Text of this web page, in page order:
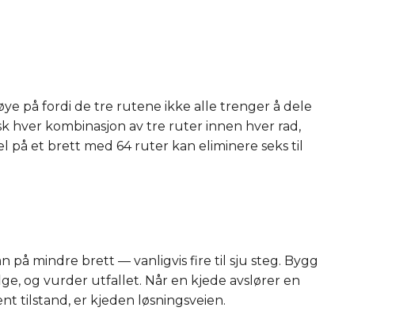
på fordi de tre rutene ikke alle trenger å dele
hver kombinasjon av tre ruter innen hver rad,
på et brett med 64 ruter kan eliminere seks til
på mindre brett — vanligvis fire til sju steg. Bygg
og vurder utfallet. Når en kjede avslører en
tilstand, er kjeden løsningsveien.